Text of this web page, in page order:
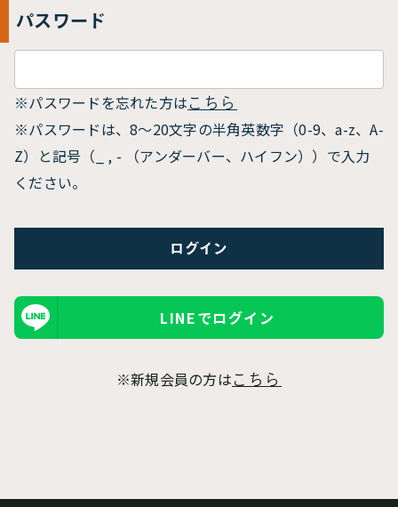
パスワード
※パスワードを忘れた方は こちら
※パスワードは、8〜20文字の半角英数字（0-9、a-z、A-
Z）と記号（_ , - （アンダーバー、ハイフン））で入力
ください。
LINEでログイン
※新規会員の方は こちら